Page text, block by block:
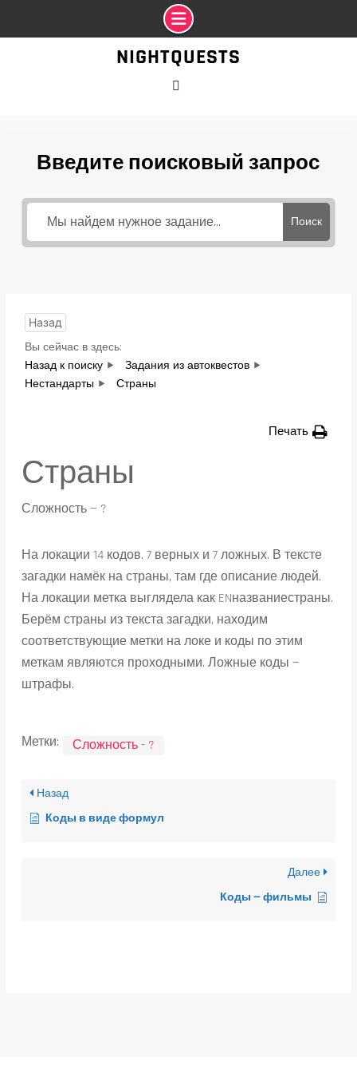
NIGHTQUESTS
Введите поисковый запрос
Поиск
Назад
Вы сейчас в здесь:
Назад к поиску
Задания из автоквестов
Нестандарты
Страны
Печать
Страны
Сложность — ?
На локации 14 кодов. 7 верных и 7 ложных. В тексте
загадки намёк на страны, там где описание людей.
На локации метка выглядела как ENназваниестраны.
Берём страны из текста загадки, находим
соответствующие метки на локе и коды по этим
меткам являются проходными. Ложные коды —
штрафы.
Метки: Сложность - ?
Назад
Коды в виде формул
Далее
Коды — фильмы